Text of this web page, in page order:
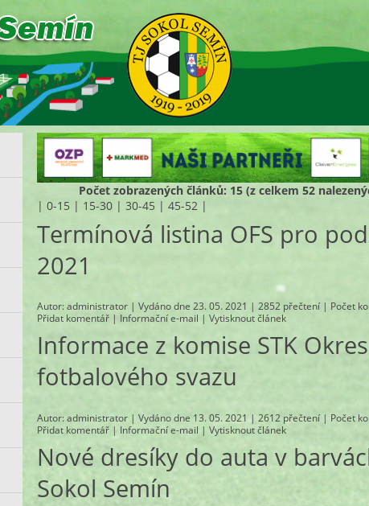
Počet zobrazených článků: 15 (z celkem 52
|0-15 | 15-30 |30-45 |45-52 |
Termínová listina OFS pro
2021
Autor:administrator | Vydáno dne 23. 05. 2021 | 2852 přečtení | Počet
Přidat komentář | Informační e-mail |Vytisknout článek
Informace z komise STK
fotbalového svazu
Autor:administrator | Vydáno dne 13. 05. 2021 | 2612 přečtení | Počet
Přidat komentář | Informační e-mail |Vytisknout článek
Nové dresíky do auta v
Sokol Semín